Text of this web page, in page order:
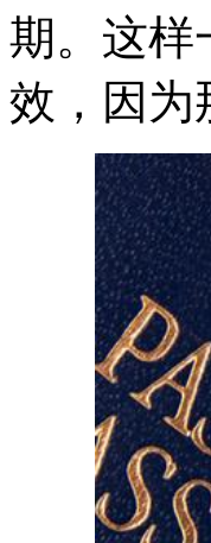
期。这样
效，因为